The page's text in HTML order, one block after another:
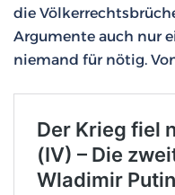
die
Argumente auch nur
niemand für nötig.